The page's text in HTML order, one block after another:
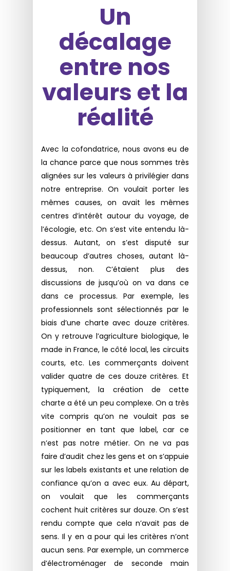
Un
décalage
entre nos
valeurs et la
réalité
Avec la cofondatrice, nous avons eu de
la chance parce que nous sommes très
alignées sur les valeurs à privilégier dans
notre entreprise. On voulait porter les
mêmes causes, on avait les mêmes
centres d’intérêt autour du voyage, de
l’écologie, etc. On s’est vite entendu là-
dessus. Autant, on s’est disputé sur
beaucoup d’autres choses, autant là-
dessus, non. C’étaient plus des
discussions de jusqu’où on va dans ce
dans ce processus. Par exemple, les
professionnels sont sélectionnés par le
biais d’une charte avec douze critères.
On y retrouve l’agriculture biologique, le
made in France, le côté local, les circuits
courts, etc. Les commerçants doivent
valider quatre de ces douze critères. Et
typiquement, la création de cette
charte a été un peu complexe. On a très
vite compris qu’on ne voulait pas se
positionner en tant que label, car ce
n’est pas notre métier. On ne va pas
faire d’audit chez les gens et on s’appuie
sur les labels existants et une relation de
confiance qu’on a avec eux. Au départ,
on voulait que les commerçants
cochent huit critères sur douze. On s’est
rendu compte que cela n’avait pas de
sens. Il y en a pour qui les critères n’ont
aucun sens. Par exemple, un commerce
d’électroménager de seconde main